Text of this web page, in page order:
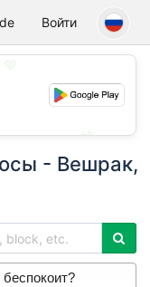
Войти
💕
- Вешрак,